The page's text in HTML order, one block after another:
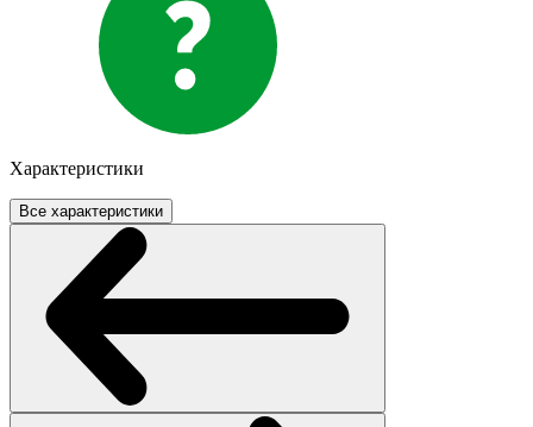
Характеристики
Все характеристики